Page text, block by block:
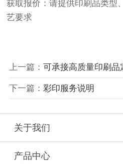
获取报价：请提供印刷品类型
艺要求
上一篇： 可承接高质量印刷品
下一篇： 彩印服务说明
关于我们
产品中心